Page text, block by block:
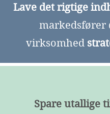
Lave det rigtige
markedsfører
virksomhed
Spare utallige